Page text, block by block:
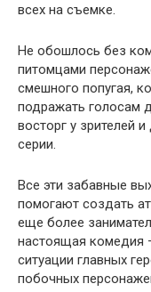
всех на съемке.
Не обошлось без
питомцами
смешного попугая,
подражать голосам
восторг у зрителей
серии.
Все эти забавные
помогают создать
еще более
настоящая комедия
ситуации главных
побочных